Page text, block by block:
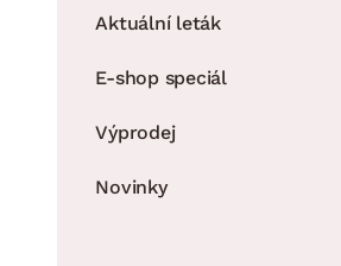
Aktuální leták
E-shop speciál
Výprodej
Novinky